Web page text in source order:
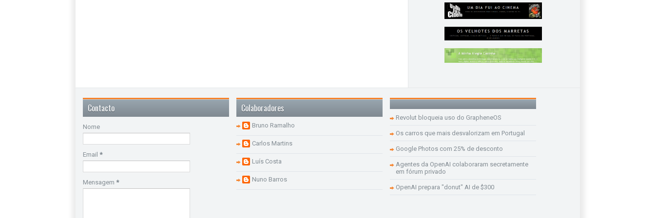
Contacto
Nome
Email *
Mensagem *
Colaboradores
Bruno Ramalho
Carlos Martins
Luís Costa
Nuno Barros
Revolut bloqueia uso do GrapheneOS
Os carros que mais desvalorizam em Portugal
Google Photos com 25% de desconto
Agentes da OpenAI colaboraram secretamente
em fórum privado
OpenAI prepara "donut" AI de $300